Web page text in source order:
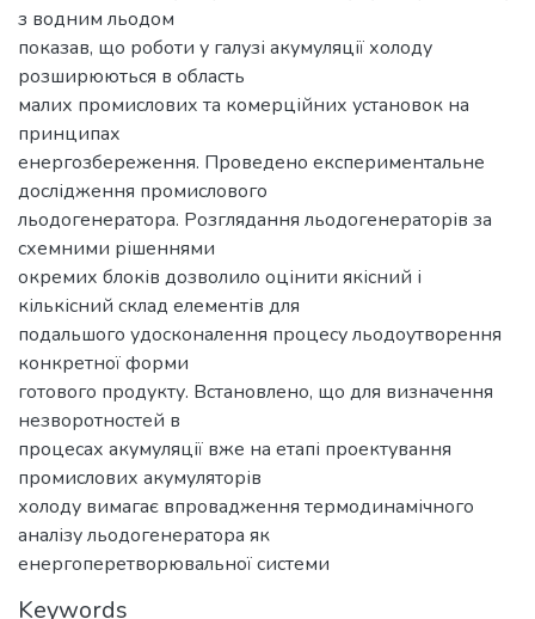
з водним льодом
показав, що роботи у галузі акумуляції холоду
розширюються в область
малих промислових та комерційних установок на
принципах
енергозбереження. Проведено експериментальне
дослідження промислового
льодогенератора. Розглядання льодогенераторів за
схемними рішеннями
окремих блоків дозволило оцінити якісний і
кількісний склад елементів для
подальшого удосконалення процесу льодоутворення
конкретної форми
готового продукту. Встановлено, що для визначення
незворотностей в
процесах акумуляції вже на етапі проектування
промислових акумуляторів
холоду вимагає впровадження термодинамічного
аналізу льодогенератора як
енергоперетворювальної системи
Keywords